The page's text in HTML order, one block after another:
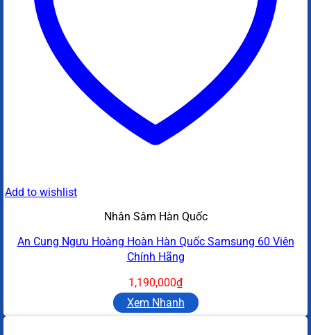
Add to wishlist
Nhân Sâm Hàn Quốc
An Cung Ngưu Hoàng Hoàn Hàn Quốc Samsung 60 Viên
Chính Hãng
1,190,000₫
Xem Nhanh